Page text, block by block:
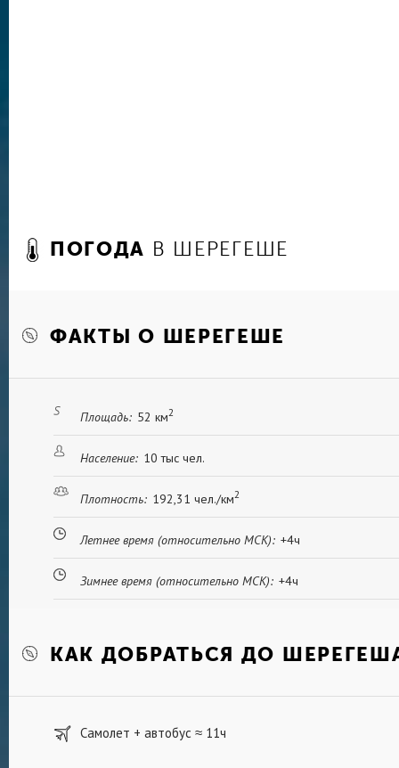
неплохие рестораны, боулинг, казино и
ледовый каток.
ПОГОДА В ШЕРЕГЕШЕ
ФАКТЫ О ШЕРЕГЕШЕ
Площадь: 52 км2
Население: 10 тыс чел.
Плотность: 192,31 чел./км2
Летнее время (относительно МСК): +4ч
Зимнее время (относительно МСК): +4ч
КАК ДОБРАТЬСЯ ДО
Самолет + автобус ≈ 11ч